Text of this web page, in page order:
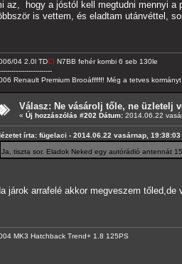
az, hogy a jóstól kell megtudni mennyi a
is vettem, és eladtam utánvéttel,
04 2.0l TDCI N7BB fehér kombi 6 seb 130le
Renault Premium Brooáfffff! Még a tetves
Válasz: Ne vásárolj tőle, ne üzletelj
« Új hozzászólás #202 Dátum: 2014.06.22
írta: fügelaci - 2014.06.22 vasárnap, 19:38:03
Ja, tiszta sor. Eladok Neked egy autórádió antennát
járok arrafelé akkor megveszem
MK3 Hatchback Trend+ 1.8 125PS